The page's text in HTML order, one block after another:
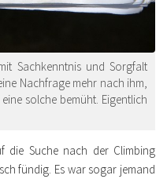
Sachkenntnis und Sorgfalt
Nachfrage mehr nach ihm,
solche bemüht. Eigentlich
die Suche nach der Climbing
fündig. Es war sogar jemand